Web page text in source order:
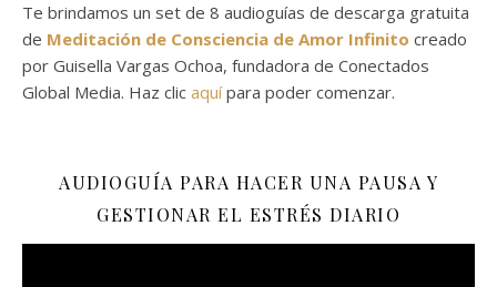
Te brindamos un set de 8 audioguías de descarga gratuita
de Meditación de Consciencia de Amor Infinito creado
por Guisella Vargas Ochoa, fundadora de Conectados
Global Media. Haz clic aquípara poder comenzar.
AUDIOGUÍA PARA HACER UNA PAUSA Y
GESTIONAR EL ESTRÉS DIARIO